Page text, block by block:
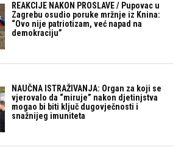
REAKCIJE NAKON PROSLAVE / Pupovac u
Zagrebu osudio poruke mržnje iz Knina:
“Ovo nije patriotizam, već napad na
demokraciju”
NAUČNA ISTRAŽIVANJA: Organ za koji se
vjerovalo da “miruje” nakon djetinjstva
mogao bi biti ključ dugovječnosti i
snažnijeg imuniteta